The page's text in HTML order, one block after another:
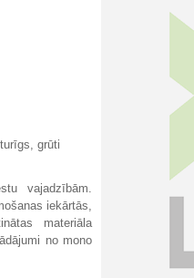
grūti
vajadzībām.
iekārtās,
materiāla
no mono